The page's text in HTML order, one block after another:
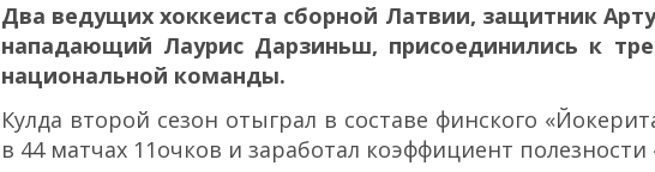
Два ведущих хоккеиста сборной Латвии, защитник
нападающий Лаурис Дарзиньш, присоединились к
национальной команды.
Кулда второй сезон отыграл в составе финского
в 44 матчах 11очков и заработал коэффициент полезности